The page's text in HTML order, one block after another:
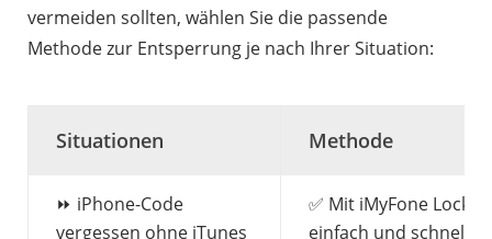
vermeiden sollten, wählen Sie die passende
Methode zur Entsperrung je nach Ihrer Situation:
Situationen Methode
⏩ iPhone-Code
vergessen ohne iTunes
✅ Mit iMyFone
einfach und schnell